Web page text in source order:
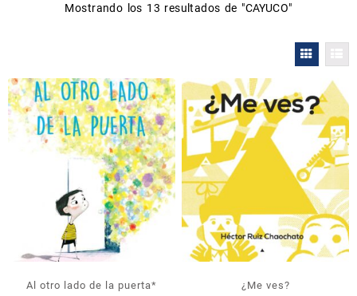
Mostrando los 13 resultados de "CAYUCO"
Al otro lado de la puerta* ¿Me ves?